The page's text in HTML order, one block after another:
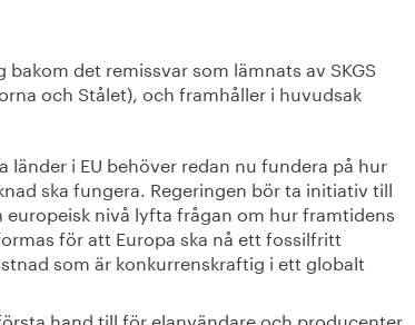
bakom det remissvar som lämnats av SKGS
och Stålet), och framhåller i huvudsak
länder i EU behöver redan nu fundera på hur
ska fungera. Regeringen bör ta initiativ till
nivå lyfta frågan om hur framtidens
för att Europa ska nå ett fossilfritt
som är konkurrenskraftig i ett globalt
hand till för elanvändare och producenter,